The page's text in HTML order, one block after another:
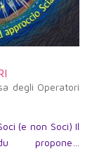
degli Operatori
(e non Soci) Il
propone…